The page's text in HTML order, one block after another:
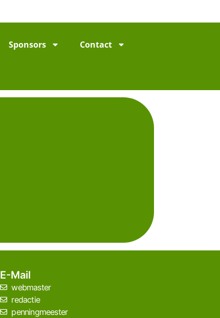
Sponsors Contact
E-Mail
webmaster
redactie
penningmeester